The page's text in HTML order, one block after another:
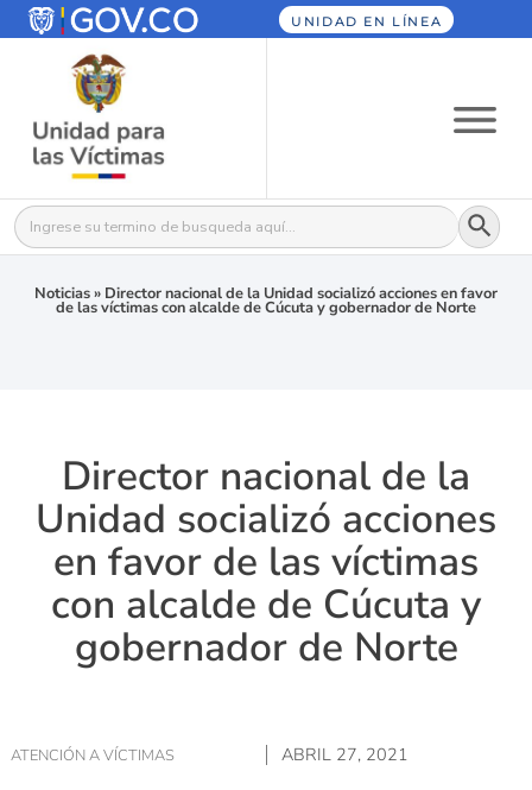
UNIDAD EN LÍNEA
Buscar: Botón
Noticias» Director nacional de la Unidad socializó acciones en favor
de las víctimas con alcalde de Cúcuta y gobernador de Norte
Director nacional de la
Unidad socializó acciones
en favor de las víctimas
con alcalde de Cúcuta y
gobernador de Norte
ATENCIÓN A VÍCTIMAS ABRIL 27, 2021